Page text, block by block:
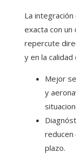
La integración
exacta con un
repercute
y en la calidad
Mejor
y
reducen
plazo.